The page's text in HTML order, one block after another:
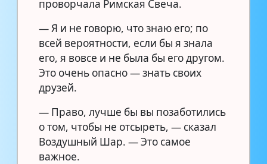
проворчала Римская Свеча.
— Я и не говорю, что знаю его; по
всей вероятности, если бы я знала
его, я вовсе и не была бы его другом.
Это очень опасно — знать своих
друзей.
— Право, лучше бы вы позаботились
о том, чтобы не отсыреть, — сказал
Воздушный Шар. — Это самое
важное.